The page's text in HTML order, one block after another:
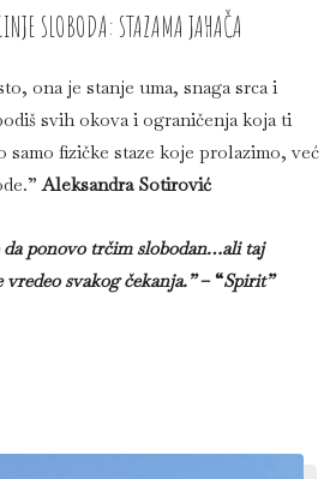
SLOBODA: STAZAMA JAHAČA
ona je stanje uma, snaga srca i
svih okova i ograničenja koja ti
samo fizičke staze koje prolazimo, već
Aleksandra Sotirović
da ponovo trčim slobodan…ali taj
svakog čekanja.”– “Spirit”